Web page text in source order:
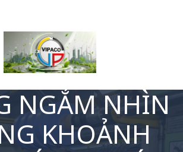
NGẮM NHÌN
KHOẢNH